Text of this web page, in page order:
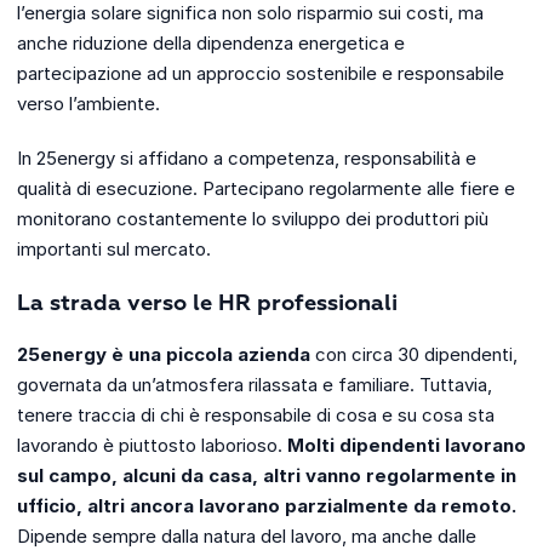
l’energia solare significa non solo risparmio sui costi, ma
anche riduzione della dipendenza energetica e
partecipazione ad un approccio sostenibile e responsabile
verso l’ambiente.
In 25energy si affidano a competenza, responsabilità e
qualità di esecuzione. Partecipano regolarmente alle fiere e
monitorano costantemente lo sviluppo dei produttori più
importanti sul mercato.
La strada verso le HR professionali
25energy è una piccola azienda con circa 30 dipendenti,
governata da un’atmosfera rilassata e familiare. Tuttavia,
tenere traccia di chi è responsabile di cosa e su cosa sta
lavorando è piuttosto laborioso. Molti dipendenti lavorano
sul campo, alcuni da casa, altri vanno regolarmente in
ufficio, altri ancora lavorano parzialmente da remoto.
Dipende sempre dalla natura del lavoro, ma anche dalle